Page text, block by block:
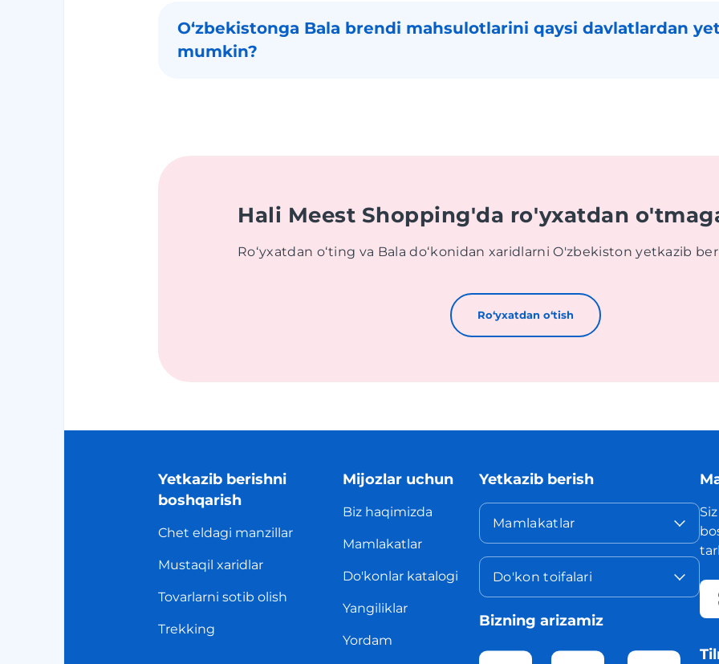
Oʻzbekistonga Bala brendi mahsulotlarini qaysi davlatlardan
mumkin?
Hali Meest Shopping'da ro'yxatdan
Roʻyxatdan oʻting va Bala doʻkonidan xaridlarni O'zbekiston yetkazib
Roʻyxatdan oʻtish
Yetkazib berishni
boshqarish
Chet eldagi manzillar
Mustaqil xaridlar
Tovarlarni sotib olish
Trekking
Mijozlar uchun
Biz haqimizda
Mamlakatlar
Do'konlar katalogi
Yangiliklar
Yordam
Yetkazib berish
Mamlakatlar
Do'kon toifalari
Bizning arizamiz